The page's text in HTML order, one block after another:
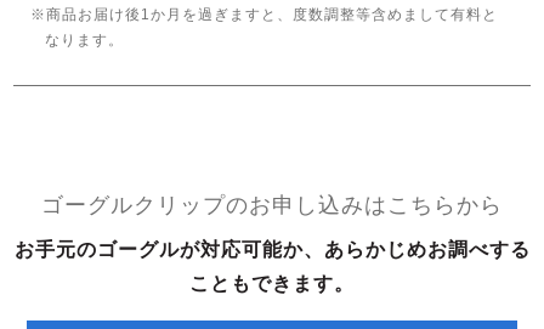
※商品お届け後1か月を過ぎますと、度数調整等含めまして有料と
なります。
ゴーグルクリップのお申し込みはこちらから
お手元のゴーグルが対応可能か、あらかじめお調べする
こともできます。